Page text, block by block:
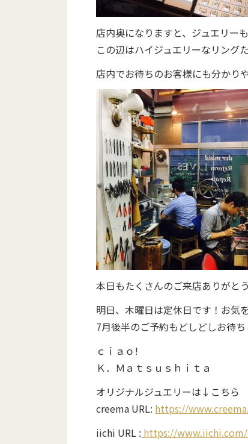
店内奥になりますと、ジュエリー
この辺はハイジュエリーなリング
店内でお待ちのお客様にも分かり
本日もたくさんのご来店ありがと
明日、木曜日は定休日です！お気
7月後半のご予約もどしどしお待ち
ｃｉａｏ!
Ｋ．Ｍａｔｓｕｓｈｉｔａ
オリジナルジュエリーは↓こちら
creema URL: https://
iichi URL : https://